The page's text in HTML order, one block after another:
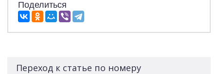
Поделиться
Переход к статье по номеру